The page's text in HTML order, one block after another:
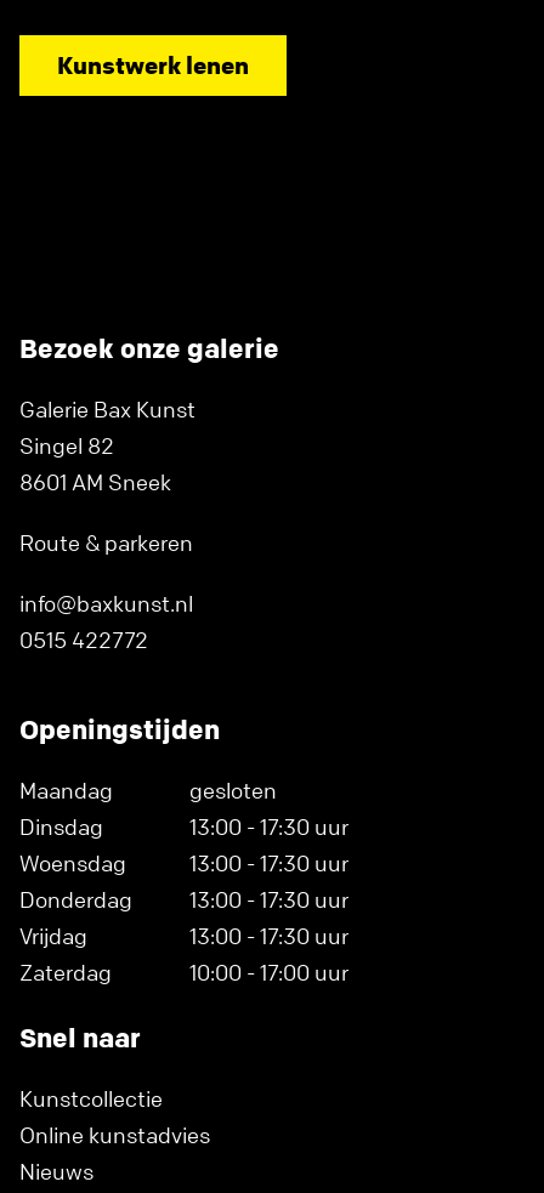
Kunstwerk lenen
Bezoek onze galerie
Galerie Bax Kunst
Singel 82
8601 AM Sneek
Route & parkeren
info@baxkunst.nl
0515 422772
Openingstijden
Maandag
gesloten
Dinsdag
13:00 - 17:30 uur
Woensdag
13:00 - 17:30 uur
Donderdag
13:00 - 17:30 uur
Vrijdag
13:00 - 17:30 uur
Zaterdag
10:00 - 17:00 uur
Snel naar
Kunstcollectie
Online kunstadvies
Nieuws